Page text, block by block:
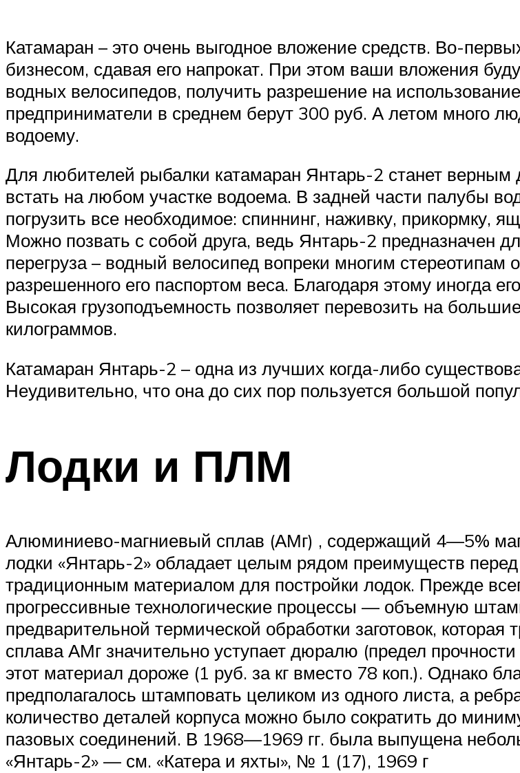
Катамаран – это очень выгодное вложение средств. Во-
бизнесом, сдавая его напрокат. При этом ваши вложения
водных велосипедов, получить разрешение на
предприниматели в среднем берут 300 руб. А летом много
водоему.
Для любителей рыбалки катамаран Янтарь-2 станет верным
встать на любом участке водоема. В задней части палубы
погрузить все необходимое: спиннинг, наживку, прикормку,
Можно позвать с собой друга, ведь Янтарь-2 предназначен
перегруза – водный велосипед вопреки многим
разрешенного его паспортом веса. Благодаря этому иногда
Высокая грузоподъемность позволяет перевозить на
килограммов.
Катамаран Янтарь-2 – одна из лучших когда-либо
Неудивительно, что она до сих пор пользуется большой
Лодки и ПЛМ
Алюминиево-магниевый сплав (АМг) , содержащий 4—5%
лодки «Янтарь-2» обладает целым рядом преимуществ
традиционным материалом для постройки лодок. Прежде
прогрессивные технологические процессы — объемную
предварительной термической обработки заготовок,
сплава АМг значительно уступает дюралю (предел
этот материал дороже (1 руб. за кг вместо 78 коп.). Однако
предполагалось штамповать целиком из одного листа, а
количество деталей корпуса можно было сократить до
пазовых соединений. В 1968—1969 гг. была выпущена
«Янтарь-2» — см. «Катера и яхты», № 1 (17), 1969 г